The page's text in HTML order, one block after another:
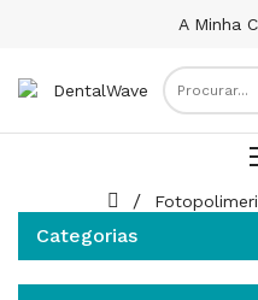
A Minha
Categorias